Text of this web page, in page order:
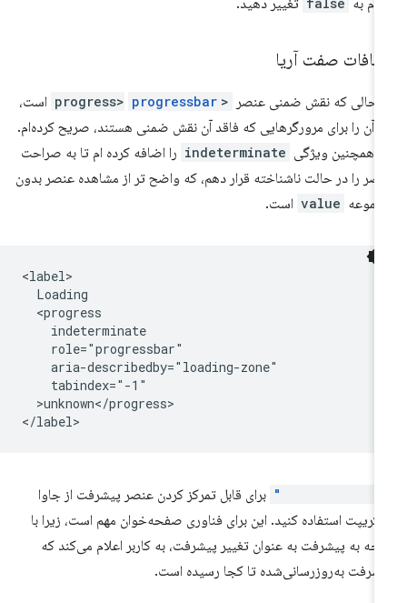
به false تغییر دهید.
صفت آریا
حالی که نقش ضمنی عنصر <progress>
progressbar
است،
آن را برای مرورگرهایی که فاقد آن نقش ضمنی هستند، صریح کرده‌ام.
همچنین ویژگی indeterminate را اضافه کرده ام تا به صراحت
را در حالت ناشناخته قرار دهم، که واضح تر از مشاهده عنصر بدون
value است.
<label>
  Loading
  <progress
    indeterminate
    role="progressbar"
    aria-describedby="loading-zone"
    tabindex="-1"
  >unknown</progress>
برای قابل تمرکز کردن عنصر پیشرفت از جاوا
استفاده کنید. این برای فناوری صفحه‌خوان مهم است، زیرا با
به پیشرفت به عنوان تغییر پیشرفت، به کاربر اعلام می‌کند که
به‌روزرسانی‌شده تا کجا رسیده است.